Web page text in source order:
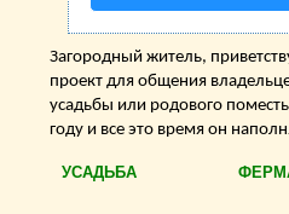
Загородный житель,
проект для общения
усадьбы или родового
году и все это время он
УСАДЬБА